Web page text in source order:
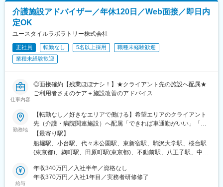
きることが強みです。
介護施設アドバイザー／年休120日／Web面接／即日内
定OK
ユースタイルラボラトリー株式会社
正社員 転勤なし 5名以上採用
職種未経験歓迎
業種未経験歓迎
仕事内容
◎面接確約【残業ほぼナシ！】★クライアント先の施設へ配属★
ご利用者さまのケア＋施設改善のアドバイス
勤務地
【転勤なし／好きなエリアで働ける】希望エリアのクライアント
先（介護・病院関連施設）へ配属「できれば車通勤がいい」「未
経験なので先輩スタッフと一緒に働きたい」等ご相談ください！
━━【配属エリア】━━＜1＞北海道・東北／北海道、岩手※、宮
城、福島＜2＞北関東／茨城、栃木、群馬＜3＞首都圏／東京、神
岡、岐阜＜6＞関西／大阪、京都、兵庫、和歌山、奈良※＜7＞中
四国／広島※、岡山※＜8＞九州／福岡、熊本※、長崎※、大分※、鹿
【最寄り駅】
船堀駅、小台駅、代々木公園駅、東新宿駅、駒沢大学駅、桜台駅
(東京都)、麹町駅、田原町駅(東京都)、不動前駅、八王子駅、中野
駅(函館本線)、新道東駅、西２８丁目駅、郡山駅(福島県)、愛子
駅、北仙台駅、泉中央駅、作並駅、境町駅、高崎駅、東武宇都宮
給与
年収340万円／入社半年／資格なし
年収370万円／入社1年目／実務者研修修了